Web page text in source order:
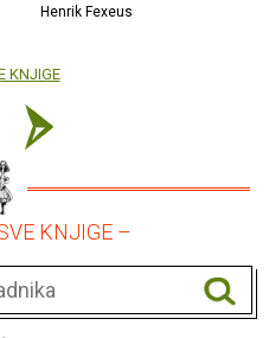
Henrik Fexeus
KNJIGE
KNJIGE –